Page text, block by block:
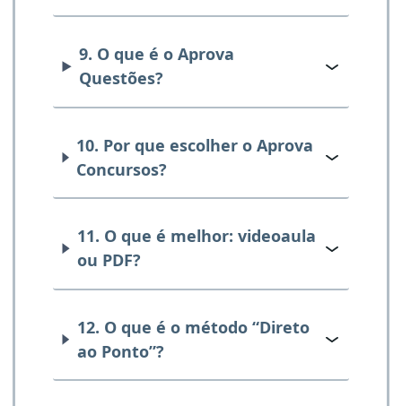
9. O que é o Aprova
Questões?
10. Por que escolher o Aprova
Concursos?
11. O que é melhor: videoaula
ou PDF?
12. O que é o método “Direto
ao Ponto”?